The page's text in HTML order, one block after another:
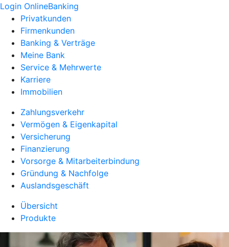
Login OnlineBanking
Privatkunden
Firmenkunden
Banking & Verträge
Meine Bank
Service & Mehrwerte
Karriere
Immobilien
Zahlungsverkehr
Vermögen & Eigenkapital
Versicherung
Finanzierung
Vorsorge & Mitarbeiterbindung
Gründung & Nachfolge
Auslandsgeschäft
Übersicht
Produkte